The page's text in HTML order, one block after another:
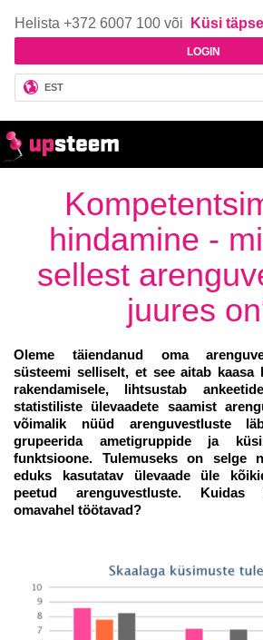
Helista +372 6007 100 või Küsi
LOGIN
EST
hindamine -
sellest
juures
Oleme täiendanud oma
süsteemi selliselt, et see aitab kaasa
rakendamisele, lihtsustab
statistiliste ülevaadete saamist
võimalik nüüd arenguvestluste
grupeerida ametigruppide ja
funktsioone. Tulemuseks on selge
eduks kasutatav ülevaade üle
peetud arenguvestluste. Kuidas
omavahel töötavad?